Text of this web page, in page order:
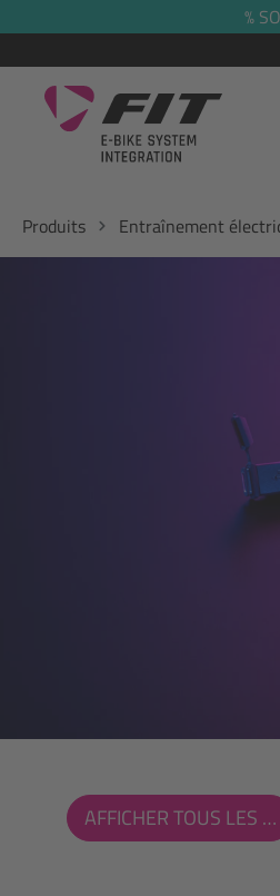
Passer à la navigation
%
Produits Entraînement
AFFICHER TOUS LES